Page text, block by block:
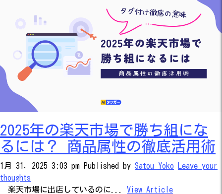
2025年の楽天市場で勝ち組にな
るには？ 商品属性の徹底活用術
1月 31, 2025 3:03 pm Published by Satou Yoko
Leave your
thoughts
楽天市場に出店しているのに... View Article